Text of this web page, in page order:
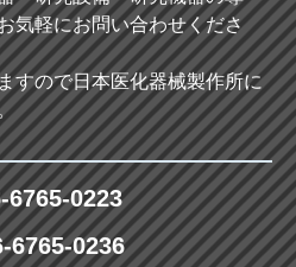
気軽にお問い合わせくださ
すので日本医化器械製作所に
6765-0223
6765-0236